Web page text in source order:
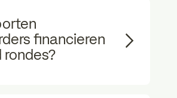
financieren
rondes?